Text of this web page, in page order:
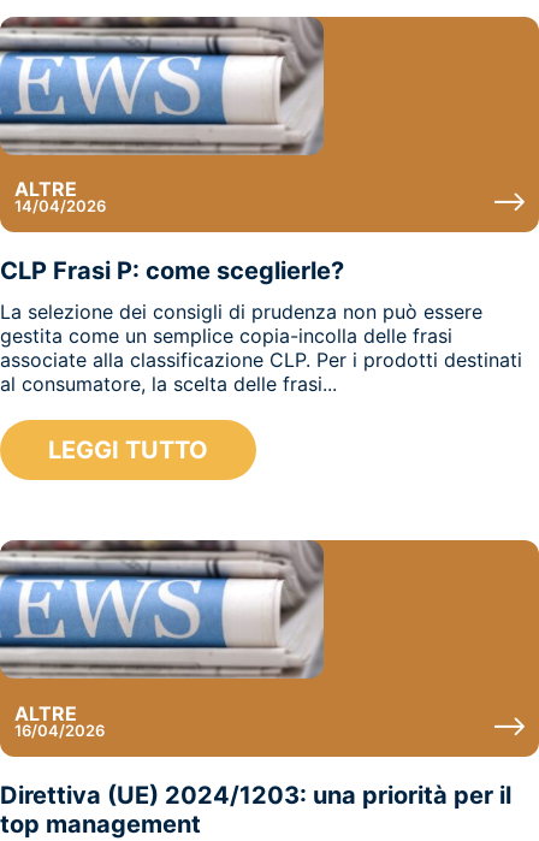
ALTRE
14/04/2026
CLP Frasi P: come sceglierle?
La selezione dei consigli di prudenza non può essere
gestita come un semplice copia-incolla delle frasi
associate alla classificazione CLP. Per i prodotti destinati
al consumatore, la scelta delle frasi...
LEGGI TUTTO
ALTRE
16/04/2026
Direttiva (UE) 2024/1203: una priorità per il
top management